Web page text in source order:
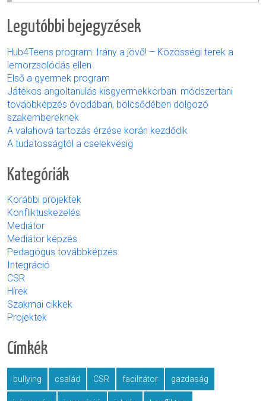
Legutóbbi bejegyzések
Hub4Teens program: Irány a jövő! – Közösségi terek a
lemorzsolódás ellen
Első a gyermek program
Játékos angoltanulás kisgyermekkorban: módszertani
továbbképzés óvodában, bölcsődében dolgozó
szakembereknek
A valahová tartozás érzése korán kezdődik
A tudatosságtól a cselekvésig
Kategóriák
Korábbi projektek
Konfliktuskezelés
Mediátor
Mediátor képzés
Pedagógus továbbképzés
Integráció
CSR
Hírek
Szakmai cikkek
Projektek
Címkék
bullying család CSR facilitátor gazdaság